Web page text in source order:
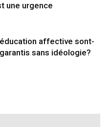
une urgence
affective sont-
sans idéologie?